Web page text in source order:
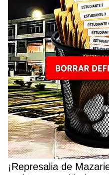
¡Represalia de